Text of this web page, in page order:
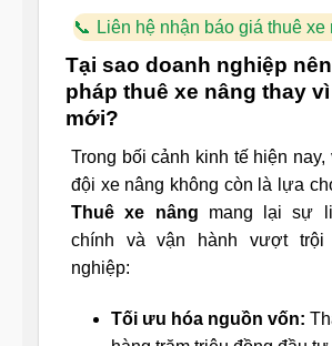
Liên hệ nhận báo giá thuê xe
Tại sao doanh nghiệp
pháp thuê xe nâng thay
mới?
Trong bối cảnh kinh tế hiện
đội xe nâng không còn là lựa
Thuê xe nâng mang lại sự
chính và vận hành vượt trội
nghiệp:
Tối ưu hóa nguồn vốn: